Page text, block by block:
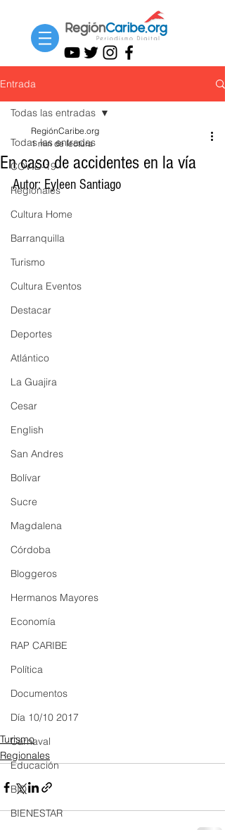
Entrada
Todas las entradas
COVID-19
Regionales
Cultura Home
Barranquilla
Turismo
Cultura Eventos
Destacar
Deportes
Atlántico
La Guajira
Cesar
English
San Andres
Bolívar
Sucre
Magdalena
Córdoba
Bloggeros
Hermanos Mayores
Economía
RAP CARIBE
Política
Documentos
Día 10/10 2017
Carnaval
Educación
BID
BIENESTAR
Todas las entradas
En caso de accidentes en la vía
RegiónCaribe.org
1 min de lectura
Autor: Eyleen Santiago
Turismo
Regionales